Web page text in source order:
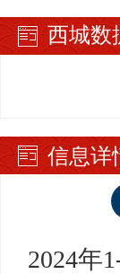
西城数
信息详
2024年